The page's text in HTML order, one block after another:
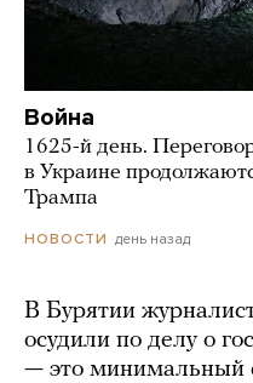
Война
1625-й день.
в Украине
Трампа
НОВОСТИ день назад
В Бурятии
осудили по делу о
— это минимальный